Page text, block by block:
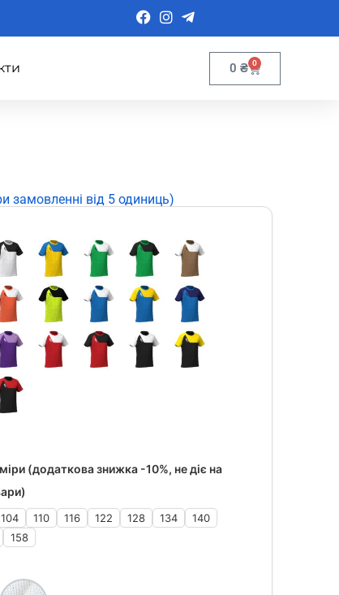
0 ₴ 0
замовленні від 5 одиниць)
(додаткова знижка -10%, не діє на
104 110 116 122 128 134
140
158